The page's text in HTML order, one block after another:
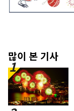
많이 본 기사